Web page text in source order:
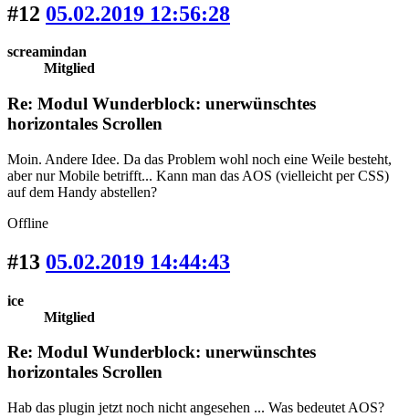
#12 05.02.2019 12:56:28
screamindan
Mitglied
Re: Modul Wunderblock: unerwünschtes
horizontales Scrollen
Moin. Andere Idee. Da das Problem wohl noch eine Weile besteht,
aber nur Mobile betrifft... Kann man das AOS (vielleicht per CSS)
auf dem Handy abstellen?
Offline
#13 05.02.2019 14:44:43
ice
Mitglied
Re: Modul Wunderblock: unerwünschtes
horizontales Scrollen
Hab das plugin jetzt noch nicht angesehen ... Was bedeutet AOS?